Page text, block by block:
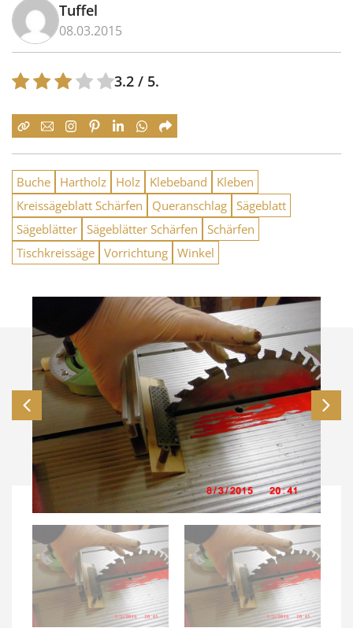
Tuffel
08.03.2015
3.2 / 5.
Buche Hartholz Holz Klebeband
Kleben
Kreissägeblatt Schärfen
Queranschlag Sägeblatt
Sägeblätter Sägeblätter Schärfen
Schärfen
Tischkreissäge Vorrichtung Winkel